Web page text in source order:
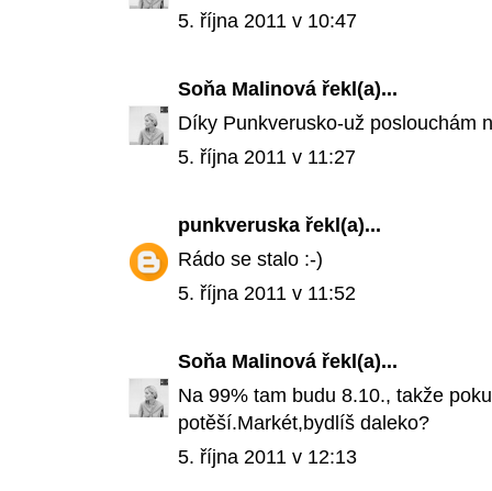
5. října 2011 v 10:47
Soňa Malinová řekl(a)...
Díky Punkverusko-už poslouchám
5. října 2011 v 11:27
punkveruska řekl(a)...
Rádo se stalo :-)
5. října 2011 v 11:52
Soňa Malinová řekl(a)...
Na 99% tam budu 8.10., takže
potěší.Markét,bydlíš daleko?
5. října 2011 v 12:13